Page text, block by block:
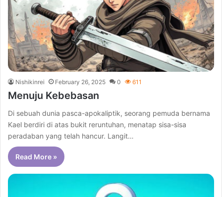
Nishikinrei February 26, 2025 0 611
Menuju Kebebasan
Di sebuah dunia pasca-apokaliptik, seorang pemuda bernama
Kael berdiri di atas bukit reruntuhan, menatap sisa-sisa
peradaban yang telah hancur. Langit…
Read More »